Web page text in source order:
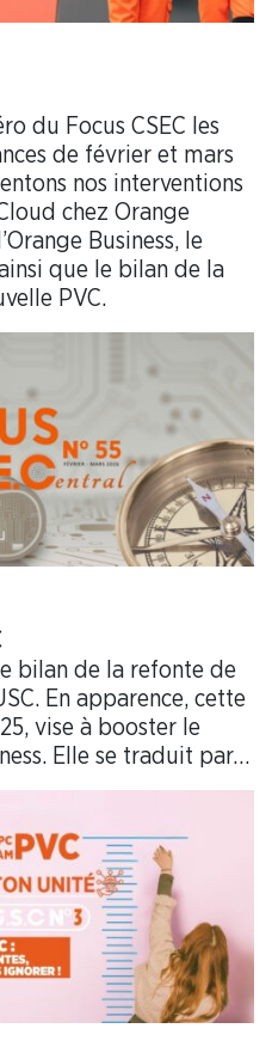
du Focus CSEC les
de février et mars
nos interventions
chez Orange
Business, le
que le bilan de la
PVC.
bilan de la refonte de
En apparence, cette
vise à booster le
Elle se traduit par…